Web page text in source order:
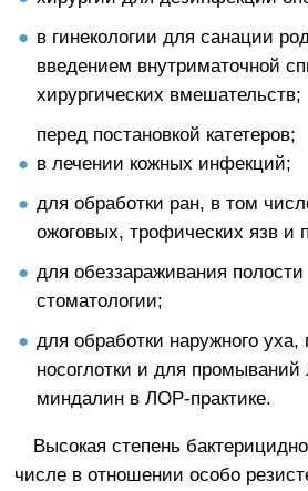
в гинекологии для санации
введением внутриматочной
хирургических вмешательств;
перед постановкой катетеров;
в лечении кожных инфекций;
для обработки ран, в том
ожоговых, трофических язв и
для обеззараживания полости
стоматологии;
для обработки наружного уха,
носоглотки и для промываний
миндалин в ЛОР-практике.
Высокая степень
числе в отношении особо